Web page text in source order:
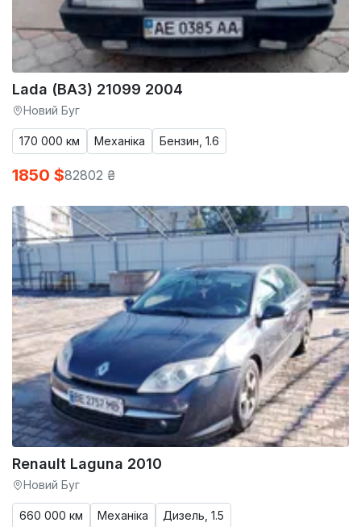
Lada (ВАЗ) 21099 2004
Новий Буг
170 000 км Механіка Бензин, 1.6
1850 $82802 ₴
Renault Laguna 2010
Новий Буг
660 000 км Механіка Дизель, 1.5